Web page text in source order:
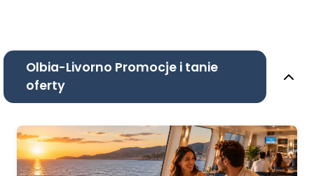
Olbia-Livorno Promocje i tanie
oferty